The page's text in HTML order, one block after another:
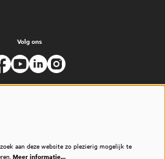
Volg ons
aan deze website zo plezierig mogelijk te
Meer informatie…